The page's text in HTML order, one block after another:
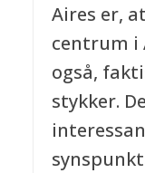
Aires er,
centrum i
også,
stykker.